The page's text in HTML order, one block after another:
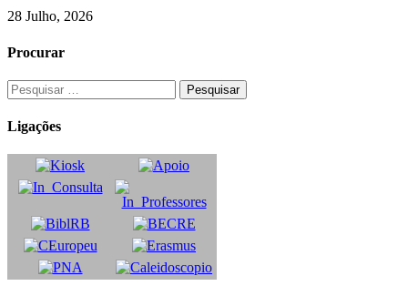
28 Julho, 2026
Procurar
Pesquisar
por:
Ligações